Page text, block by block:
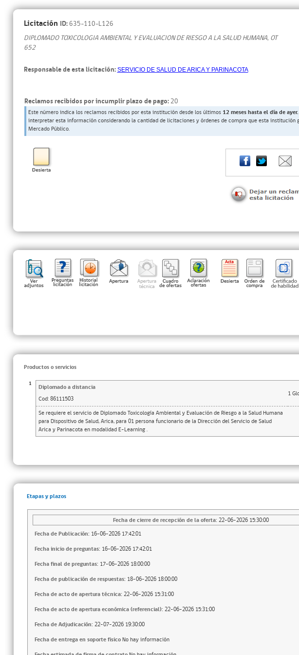
Licitación ID:635-110-L126
DIPLOMADO TOXICOLOGIA AMBIENTAL Y EVALUACION DE RIESGO A LA SALUD HUMANA, OT
652
Responsable de esta licitación:SERVICIO DE SALUD DE ARICA Y PARINACOTA
Reclamos recibidos por incumplir plazo de pago: 20
Este número indica los reclamos recibidos por esta institución desde los últimos 12 meses hasta el día de ayer.
interpretar esta información considerando la cantidad de licitaciones y órdenes de compra que esta institución
Mercado Público.
Productos o servicios
1 Diplomado a distancia
1
Cod: 86111503
Se requiere el servicio de Diplomado Toxicología Ambiental y Evaluación de Riesgo a la Salud Humana
para Dispositivo de Salud, Arica, para 01 persona funcionario de la Dirección del Servicio de Salud
Arica y Parinacota en modalidad E-Learning .
Etapas y plazos
Fecha de cierre de recepción de la oferta: 22-06-2026 15:30:00
Fecha de Publicación: 16-06-2026 17:42:01
Fecha inicio de preguntas: 16-06-2026 17:42:01
Fecha final de preguntas: 17-06-2026 18:00:00
Fecha de publicación de respuestas: 18-06-2026 18:00:00
Fecha de acto de apertura técnica: 22-06-2026 15:31:00
Fecha de acto de apertura económica (referencial): 22-06-2026 15:31:00
Fecha de Adjudicación: 22-07-2026 19:30:00
Fecha de entrega en soporte fisicoNo hay información